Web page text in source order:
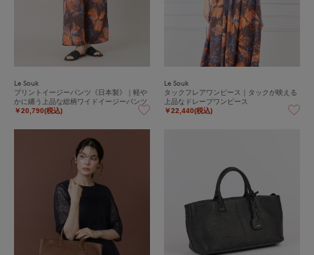
Le Souk
プリントイージーパンツ《日本製》｜軽や
かに纏う上品な総柄ワイドイージーパンツ
￥20,790(税込)
Le Souk
タックフレアワンピース｜タックが映える
上品なドレープワンピース
￥22,440(税込)